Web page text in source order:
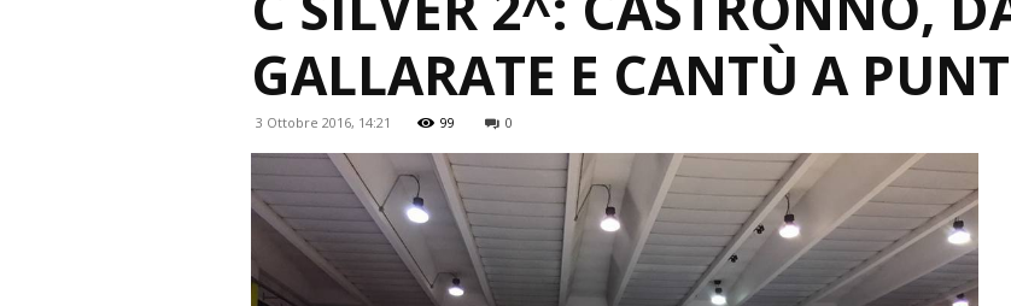
GALLARATE E CANTÙ A
3 Ottobre 2016, 14:21 99 0